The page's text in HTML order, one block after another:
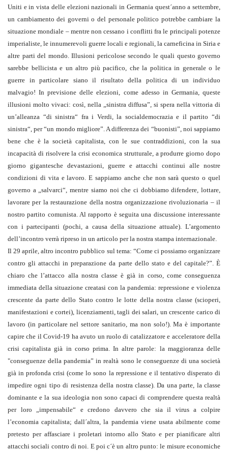
Uniti e in vista delle elezioni nazionali in Germania quest´anno a settembre,
un cambiamento dei governi o del personale politico potrebbe cambiare la
situazione mondiale – mentre non cessano i conflitti fra le principali potenze
imperialiste, le innumerevoli guerre locali e regionali, la carneficina in Siria e
altre parti del mondo. Illusioni pericolose secondo le quali questo governo
sarebbe bellicista e un altro più pacifico, che la politica in generale o le
guerre in particolare siano il risultato della politica di un individuo
malvagio! In previsione delle elezioni, come adesso in Germania, queste
illusioni molto vivaci: così, nella „sinistra diffusa”, si spera nella vittoria di
un’alleanza “di sinistra“ fra i Verdi, la socialdemocrazia e il partito “di
sinistra“, per “un mondo migliore”. A differenza dei “buonisti”, noi sappiamo
bene che è la società capitalista, con le sue contraddizioni, con la sua
incapacità di risolvere la crisi economica strutturale, a produrre giorno dopo
giorno gigantesche devastazioni, guerre e attacchi continui alle nostre
condizioni di vita e lavoro. E sappiamo anche che non sarà questo o quel
governo a „salvarci“, mentre siamo noi che ci dobbiamo difendere, lottare,
lavorare per la restaurazione della nostra organizzazione rivoluzionaria – il
nostro partito comunista. Al rapporto è seguita una discussione interessante
con i partecipanti (pochi, a causa della situazione attuale). L’argomento
dell’incontro verrà ripreso in un articolo per la nostra stampa internazionale.
Il 29 aprile, altro incontro pubblico sul tema: “Come ci possiamo organizzare
contro gli attacchi in preparazione da parte dello stato e del capitale?”. È
chiaro che l’attacco alla nostra classe è già in corso, come conseguenza
immediata della situazione creatasi con la pandemia: repressione e violenza
crescente da parte dello Stato contro le lotte della nostra classe (scioperi,
manifestazioni e cortei), licenziamenti, tagli dei salari, un crescente carico di
lavoro (in particolare nel settore sanitario, ma non solo!). Ma è importante
capire che il Covid-19 ha avuto un ruolo di catalizzatore e acceleratore della
crisi capitalista già in corso prima. In altre parole: la maggioranza delle
"conseguenze della pandemia” in realtà sono le conseguenze di una società
già in profonda crisi (come lo sono la repressione e il tentativo disperato di
impedire ogni tipo di resistenza della nostra classe). Da una parte, la classe
dominante e la sua ideologia non sono capaci di comprendere questa realtà
per loro „impensabile“ e credono davvero che sia il virus a colpire
l’economia capitalista; dall´altra, la pandemia viene usata abilmente come
pretesto per affasciare i proletari intorno allo Stato e per pianificare altri
attacchi sociali contro di noi. E poi c´è un altro punto: le misure economiche